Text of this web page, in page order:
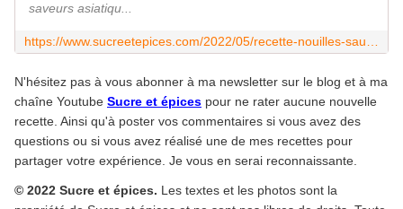
saveurs asiatiqu...
N'hésitez pas à vous abonner à ma newsletter sur le blog et à ma
chaîne Youtube Sucre et épices pour ne rater aucune nouvelle
recette. Ainsi qu'à poster vos commentaires si vous avez des
questions ou si vous avez réalisé une de mes recettes pour
partager votre expérience. Je vous en serai reconnaissante.
© 2022 Sucre et épices. Les textes et les photos sont la